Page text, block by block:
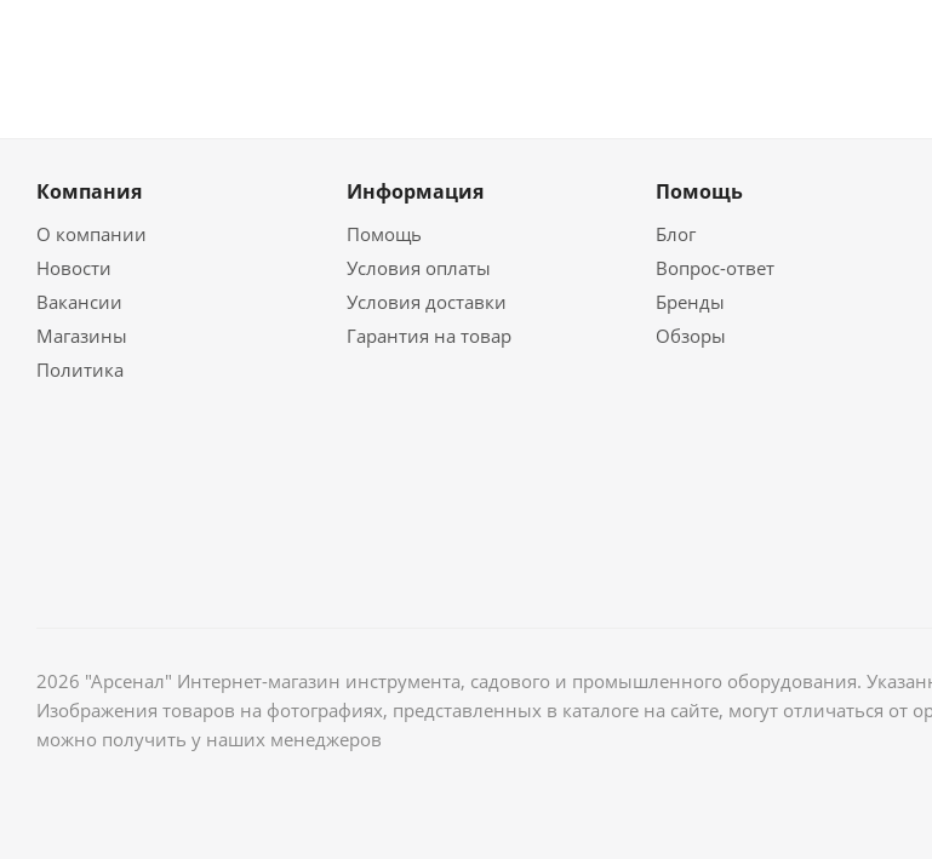
Компания
О компании
Новости
Вакансии
Магазины
Политика
Информация
Помощь
Условия оплаты
Условия доставки
Гарантия на товар
Помощь
Блог
Вопрос-ответ
Бренды
Обзоры
2026 "Арсенал" Интернет-магазин инструмента, садового и промышленного оборудования.
Изображения товаров на фотографиях, представленных в каталоге на сайте, могут отличаться
можно получить у наших менеджеров